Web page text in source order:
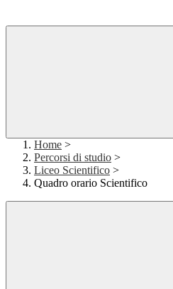
Home >
Percorsi di studio >
Liceo Scientifico >
Quadro orario Scientifico